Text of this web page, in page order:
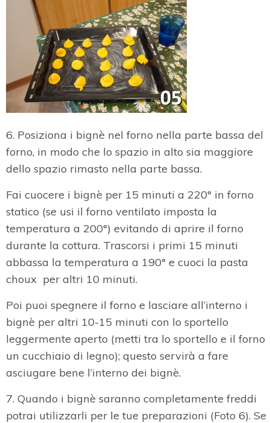
6. Posiziona i bignè nel forno nella parte bassa del
forno, in modo che lo spazio in alto sia maggiore
dello spazio rimasto nella parte bassa.
Fai cuocere i bignè per 15 minuti a 220° in forno
statico (se usi il forno ventilato imposta la
temperatura a 200°) evitando di aprire il forno
durante la cottura. Trascorsi i primi 15 minuti
abbassa la temperatura a 190° e cuoci la pasta
choux per altri 10 minuti.
Poi puoi spegnere il forno e lasciare all’interno i
bignè per altri 10-15 minuti con lo sportello
leggermente aperto (metti tra lo sportello e il forno
un cucchiaio di legno); questo servirà a fare
asciugare bene l’interno dei bignè.
7. Quando i bignè saranno completamente freddi
potrai utilizzarli per le tue preparazioni (Foto 6). Se